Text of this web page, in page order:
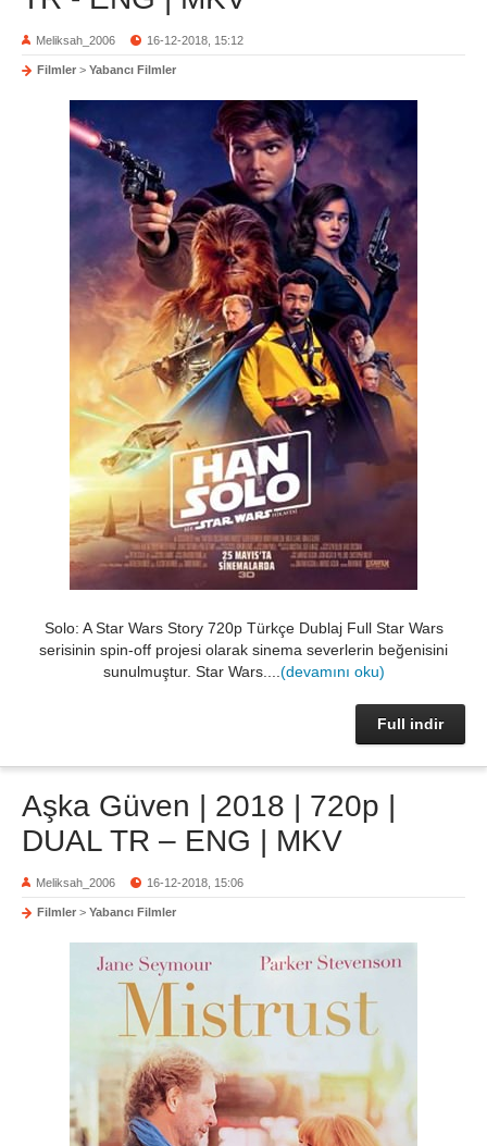
Meliksah_2006 16-12-2018, 15:12
Filmler > Yabancı Filmler
Solo: A Star Wars Story 720p Türkçe Dublaj Full Star Wars
serisinin spin-off projesi olarak sinema severlerin beğenisini
sunulmuştur. Star Wars.... (devamını oku)
Full indir
Aşka Güven | 2018 | 720p |
DUAL TR – ENG | MKV
Meliksah_2006 16-12-2018, 15:06
Filmler > Yabancı Filmler